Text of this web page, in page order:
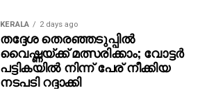
KERALA 2 days ago
തദ്ദേശ തെരഞ്ഞടുപ്പില്‍
വൈഷ്ണയ്ക്ക് മത്സരിക്കാം; വോട്ടര്‍
പട്ടികയില്‍ നിന്ന് പേര് നീക്കിയ
നടപടി റദ്ദാക്കി